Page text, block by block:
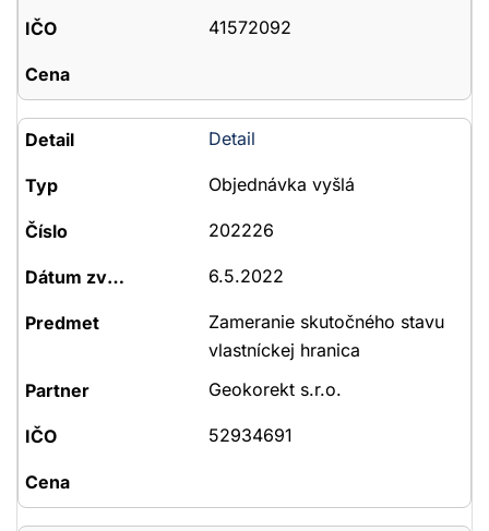
41572092
Detail
Objednávka vyšlá
202226
6.5.2022
Zameranie skutočného stavu
vlastníckej hranica
Geokorekt s.r.o.
52934691